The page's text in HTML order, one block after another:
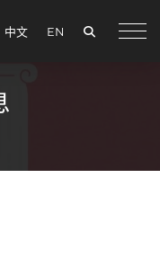
中文 EN